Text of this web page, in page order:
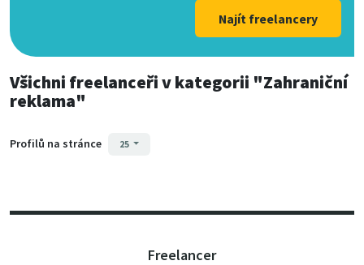
Najít freelancery
Všichni freelanceřiv kategorii "Zahraniční
reklama"
Profilů na stránce 25
Freelancer